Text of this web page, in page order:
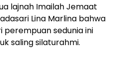
lajnah Imailah Jemaat
Lina Marlina bahwa
perempuan sedunia ini
saling silaturahmi.